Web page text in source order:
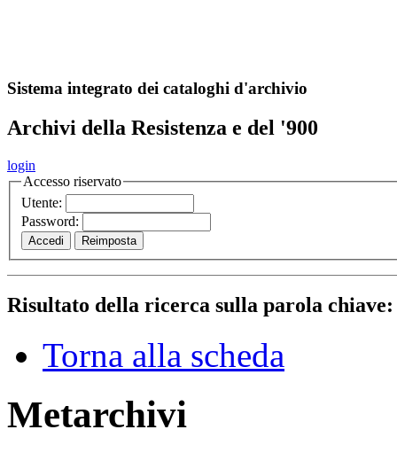
Sistema integrato dei cataloghi d'archivio
Archivi della Resistenza e del '900
login
Accesso riservato
Utente:
Password:
Risultato della ricerca sulla parola
Torna alla scheda
Metarchivi